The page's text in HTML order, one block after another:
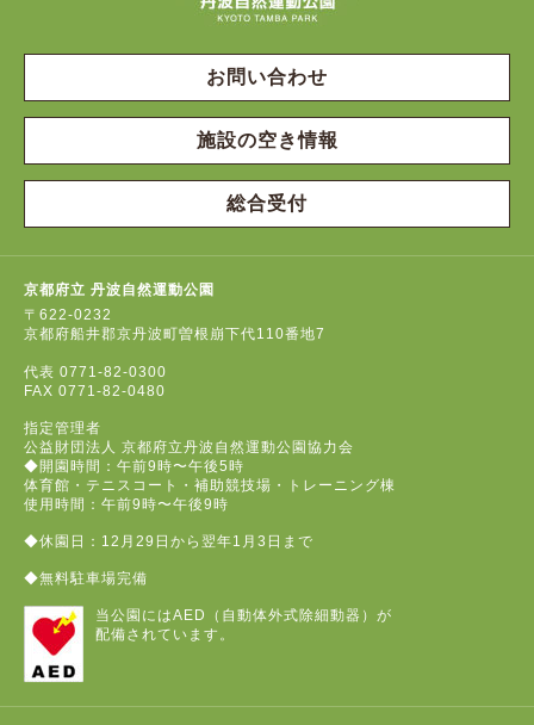
お問い合わせ
施設の空き情報
総合受付
京都府立 丹波自然運動公園
〒622-0232
京都府船井郡京丹波町曽根崩下代110番地7
代表 0771-82-0300
FAX 0771-82-0480
指定管理者
公益財団法人 京都府立丹波自然運動公園協力会
◆開園時間：午前9時〜午後5時
体育館・テニスコート・補助競技場・トレーニング棟
使用時間：午前9時〜午後9時
◆休園日：12月29日から翌年1月3日まで
◆無料駐車場完備
当公園にはAED（自動体外式除細動器）が
配備されています。